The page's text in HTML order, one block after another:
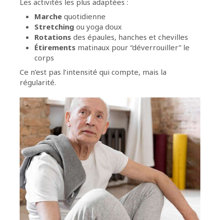
Marche quotidienne
Stretching ou yoga doux
Rotations des épaules, hanches et chevilles
Étirements matinaux pour “déverrouiller” le
corps
Ce n’est pas l’intensité qui compte, mais la
régularité.